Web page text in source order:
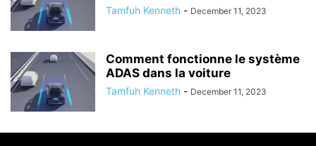
Tamfuh Kenneth - December 11, 2023
Comment fonctionne le système
ADAS dans la voiture
Tamfuh Kenneth - December 11, 2023